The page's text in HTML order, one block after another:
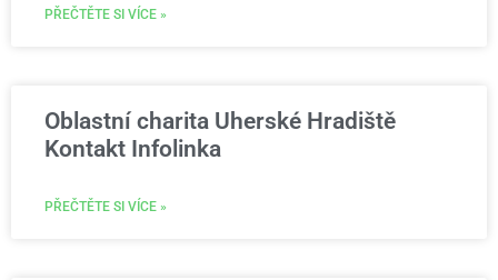
PŘEČTĚTE SI VÍCE »
Oblastní charita Uherské Hradiště
Kontakt Infolinka
PŘEČTĚTE SI VÍCE »